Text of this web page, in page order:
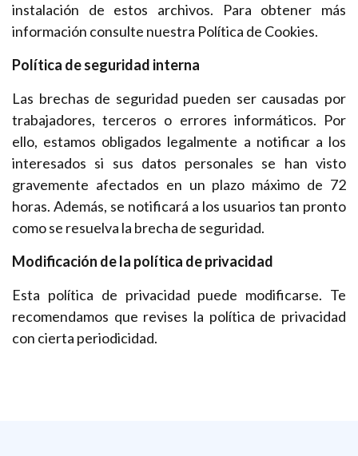
instalación de estos archivos. Para obtener más
información consulte nuestra Política de Cookies.
Política de seguridad interna
Las brechas de seguridad pueden ser causadas por
trabajadores, terceros o errores informáticos. Por
ello, estamos obligados legalmente a notificar a los
interesados si sus datos personales se han visto
gravemente afectados en un plazo máximo de 72
horas. Además, se notificará a los usuarios tan pronto
como se resuelva la brecha de seguridad.
Modificación de la política de privacidad
Esta política de privacidad puede modificarse. Te
recomendamos que revises la política de privacidad
con cierta periodicidad.